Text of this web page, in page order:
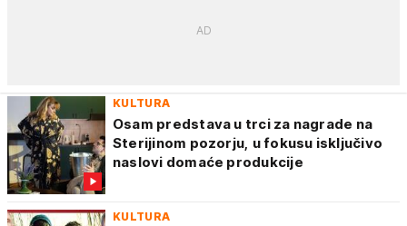
KULTURA
Osam predstava u trci za nagrade na
Sterijinom pozorju, u fokusu isključivo
naslovi domaće produkcije
KULTURA